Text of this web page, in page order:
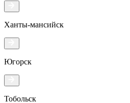
Ханты-мансийск
Югорск
Тобольск